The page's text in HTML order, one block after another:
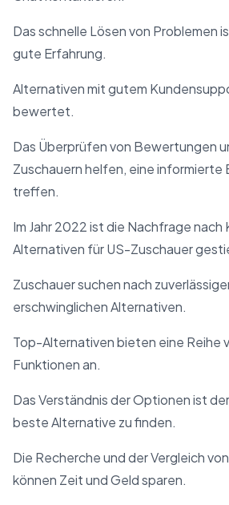
Das schnelle Lösen von Problemen
gute Erfahrung.
Alternativen mit gutem
bewertet.
Das Überprüfen von Bewertungen
Zuschauern helfen, eine informierte
treffen.
Im Jahr 2022 ist die Nachfrage nach
Alternativen für US-Zuschauer
Zuschauer suchen nach
erschwinglichen Alternativen.
Top-Alternativen bieten eine Reihe
Funktionen an.
Das Verständnis der Optionen ist
beste Alternative zu finden.
Die Recherche und der Vergleich
können Zeit und Geld sparen.